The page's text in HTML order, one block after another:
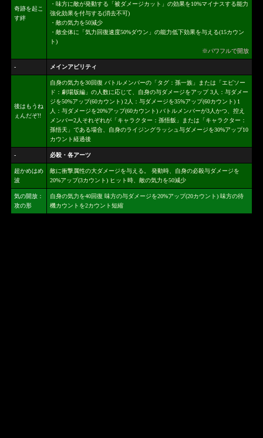
奇跡を起こ
す絆
・味方に敵が発動する「被ダメージカット」の効果を10%マイナスする能力
強化効果を付与する(消去不可)
・敵の気力を50減少
・敵全体に「気力回復速度50%ダウン」の能力低下効果を与える(15カウン
ト)
※パワフルで開放
- メインアビリティ
後はもうね
ぇんだぞ!!
自身の気力を30回復 バトルメンバーの「タグ：孫一族」または「エピソー
ド：劇場版編」の人数に応じて、自身の与ダメージをアップ 3人：与ダメー
ジを50%アップ(60カウント) 2人：与ダメージを35%アップ(60カウント) 1
人：与ダメージを20%アップ(60カウント) バトルメンバーが3人かつ、控え
メンバー2人それぞれが「キャラクター：孫悟飯」または「キャラクター：
孫悟天」である場合、自身のライジングラッシュ与ダメージを30%アップ10
カウント経過後
- 必殺・各アーツ
超かめはめ
波
敵に衝撃属性の大ダメージを与える。 発動時、自身の必殺与ダメージを
20%アップ(3カウント) ヒット時、敵の気力を50減少
気の開放：
攻の形
自身の気力を40回復 味方の与ダメージを20%アップ(20カウント) 味方の待
機カウントを2カウント短縮